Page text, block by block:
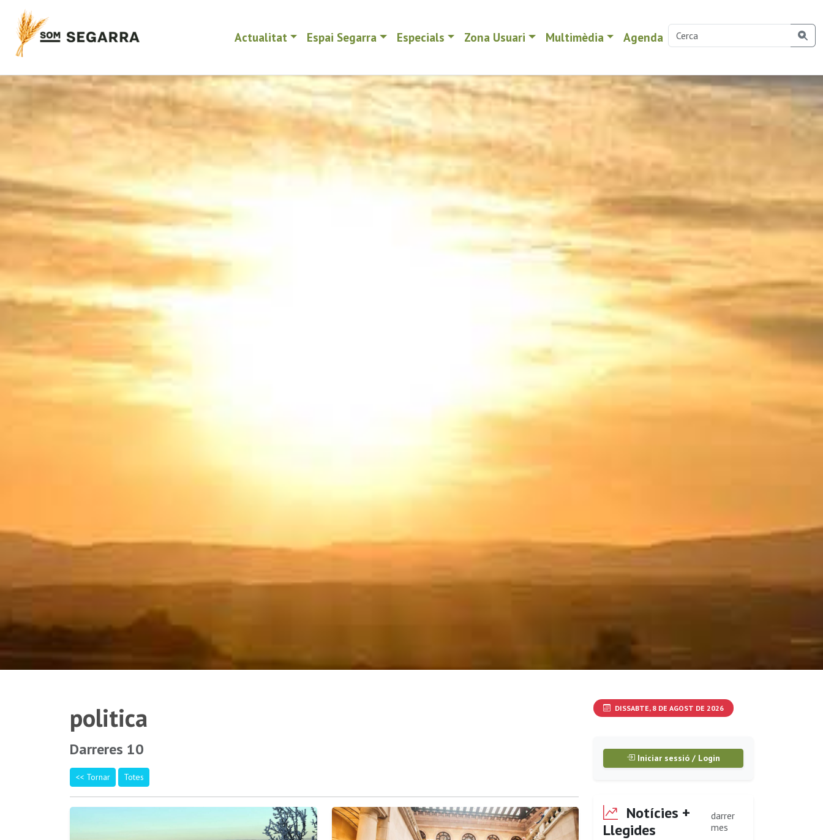
Actualitat Espai Segarra Especials Zona Usuari Multimèdia Agenda
politica
Darreres 10
<< Tornar Totes
DISSABTE, 8 DE AGOST DE 2026
Iniciar sessió / Login
Notícies +
Llegides
darrer
mes